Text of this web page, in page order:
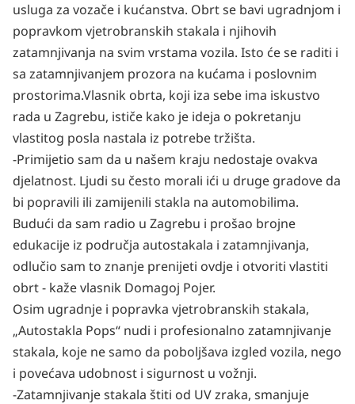
usluga za vozače i kućanstva. Obrt se bavi ugradnjom i
popravkom vjetrobranskih stakala i njihovih
zatamnjivanja na svim vrstama vozila. Isto će se raditi i
sa zatamnjivanjem prozora na kućama i poslovnim
prostorima.Vlasnik obrta, koji iza sebe ima iskustvo
rada u Zagrebu, ističe kako je ideja o pokretanju
vlastitog posla nastala iz potrebe tržišta.
-Primijetio sam da u našem kraju nedostaje ovakva
djelatnost. Ljudi su često morali ići u druge gradove da
bi popravili ili zamijenili stakla na automobilima.
Budući da sam radio u Zagrebu i prošao brojne
edukacije iz područja autostakala i zatamnjivanja,
odlučio sam to znanje prenijeti ovdje i otvoriti vlastiti
obrt - kaže vlasnik Domagoj Pojer.
Osim ugradnje i popravka vjetrobranskih stakala,
„Autostakla Pops“ nudi i profesionalno zatamnjivanje
stakala, koje ne samo da poboljšava izgled vozila, nego
i povećava udobnost i sigurnost u vožnji.
-Zatamnjivanje stakala štiti od UV zraka, smanjuje